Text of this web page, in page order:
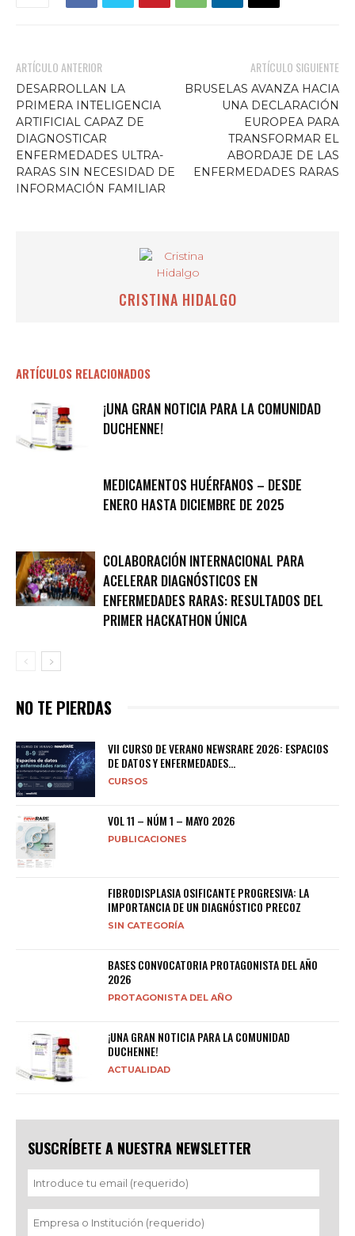
ARTÍCULO ANTERIOR
DESARROLLAN LA
PRIMERA INTELIGENCIA
ARTIFICIAL CAPAZ DE
DIAGNOSTICAR
ENFERMEDADES ULTRA-
RARAS SIN NECESIDAD DE
INFORMACIÓN FAMILIAR
ARTÍCULO SIGUIENTE
BRUSELAS AVANZA HACIA
UNA DECLARACIÓN
EUROPEA PARA
TRANSFORMAR EL
ABORDAJE DE LAS
ENFERMEDADES RARAS
CRISTINA HIDALGO
ARTÍCULOS RELACIONADOS
¡UNA GRAN NOTICIA PARA LA COMUNIDAD
DUCHENNE!
MEDICAMENTOS HUÉRFANOS – DESDE
ENERO HASTA DICIEMBRE DE 2025
COLABORACIÓN INTERNACIONAL PARA
ACELERAR DIAGNÓSTICOS EN
ENFERMEDADES RARAS: RESULTADOS DEL
PRIMER HACKATHON ÚNICA
NO TE PIERDAS
VII CURSO DE VERANO NEWSRARE 2026: ESPACIOS
DE DATOS Y ENFERMEDADES...
CURSOS
VOL 11 – NÚM 1 – MAYO 2026
PUBLICACIONES
FIBRODISPLASIA OSIFICANTE PROGRESIVA: LA
IMPORTANCIA DE UN DIAGNÓSTICO PRECOZ
SIN CATEGORÍA
BASES CONVOCATORIA PROTAGONISTA DEL AÑO
2026
PROTAGONISTA DEL AÑO
¡UNA GRAN NOTICIA PARA LA COMUNIDAD
DUCHENNE!
ACTUALIDAD
SUSCRÍBETE A NUESTRA NEWSLETTER